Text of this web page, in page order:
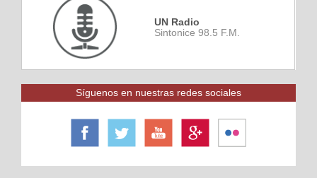
UN Radio
Sintonice 98.5 F.M.
Síguenos en nuestras redes sociales